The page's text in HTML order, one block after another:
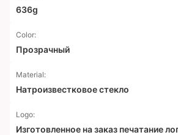
636g
Color:
Прозрачный
Material:
Натроизвестковое стекло
Logo:
Изготовленное на заказ печатание